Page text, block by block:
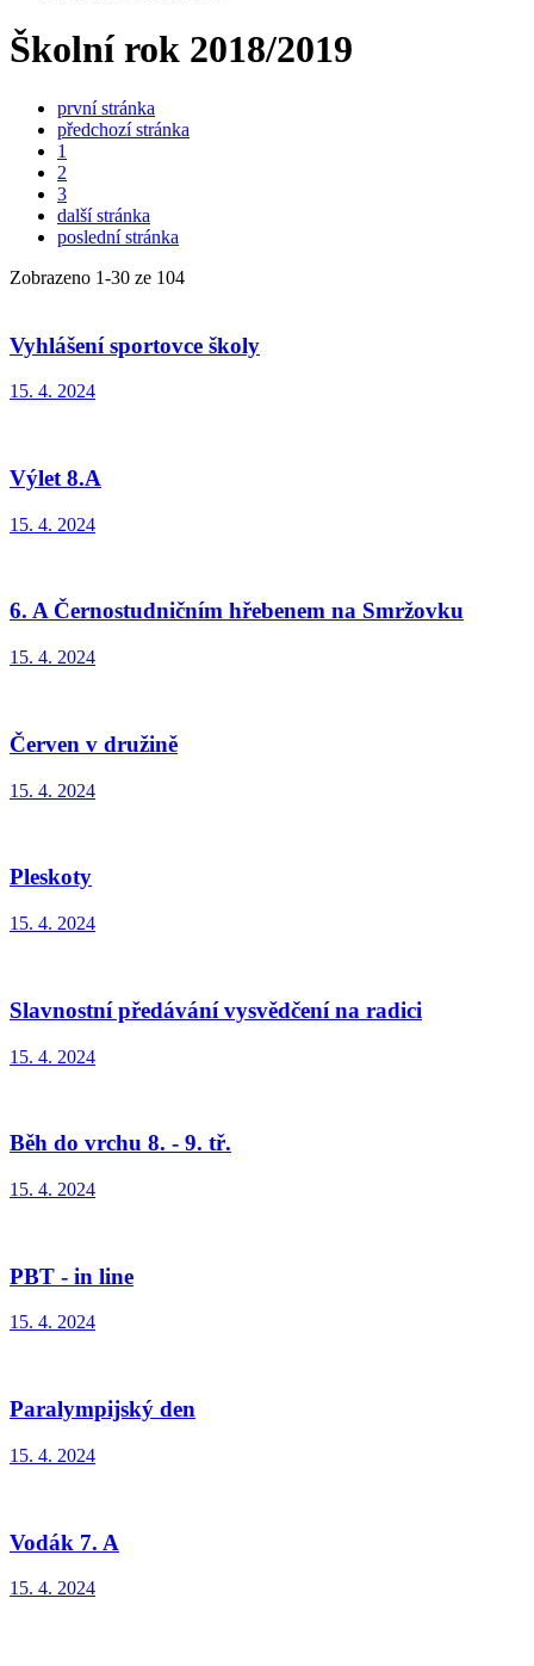
Školní rok 2018/2019
první stránka
předchozí stránka
1
2
3
další stránka
poslední stránka
Zobrazeno 1-30 ze 104
Vyhlášení sportovce školy
15. 4. 2024
Výlet 8.A
15. 4. 2024
6. A Černostudničním hřebenem na Smržovku
15. 4. 2024
Červen v družině
15. 4. 2024
Pleskoty
15. 4. 2024
Slavnostní předávání vysvědčení na radici
15. 4. 2024
Běh do vrchu 8. - 9. tř.
15. 4. 2024
PBT - in line
15. 4. 2024
Paralympijský den
15. 4. 2024
Vodák 7. A
15. 4. 2024